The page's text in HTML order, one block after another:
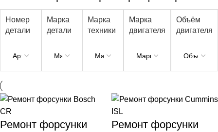
Номер
детали
Марка
детали
Марка
техники
Марка
двигателя
Объём
двигателя
Ремонт форсунки
Ремонт форсунки